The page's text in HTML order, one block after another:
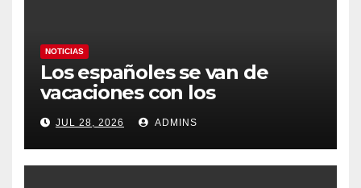
NOTICIAS
Los españoles se van de
vacaciones con los
carburantes hasta un 21%
más caros que el año pasado
y los hoteles disparados
JUL 28, 2026 ADMINS